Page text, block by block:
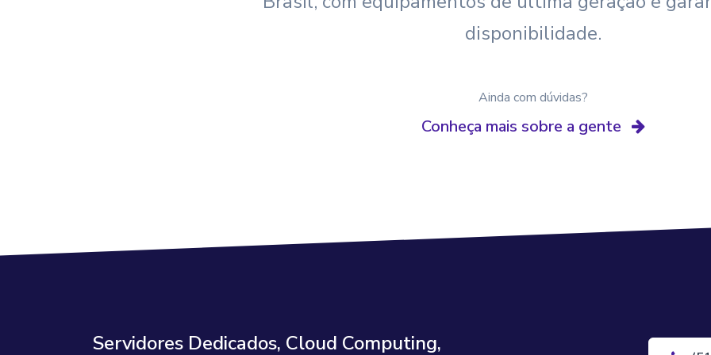
disponibilidade.
Ainda com dúvidas?
Conheça mais sobre a gente
Servidores Dedicados, Cloud Computing,